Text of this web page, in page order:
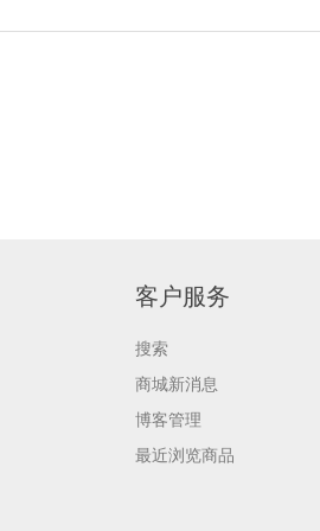
客户服务
搜索
商城新消息
博客管理
最近浏览商品